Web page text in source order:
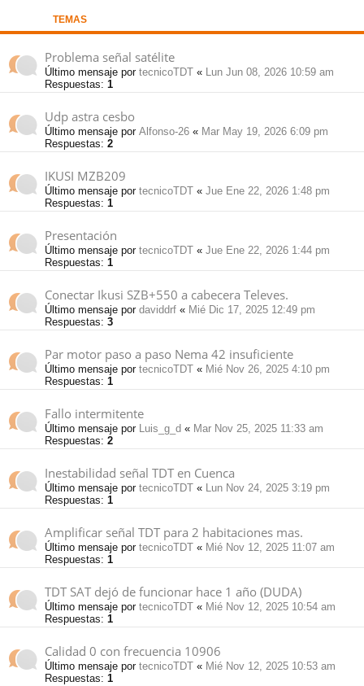
do s
TEMAS
Problema señal satélite
Último mensaje por tecnicoTDT « Lun Jun 08, 2026 10:59 am
Respuestas: 1
Udp astra cesbo
Último mensaje por Alfonso-26 « Mar May 19, 2026 6:09 pm
Respuestas: 2
IKUSI MZB209
Último mensaje por tecnicoTDT « Jue Ene 22, 2026 1:48 pm
Respuestas: 1
Presentación
Último mensaje por tecnicoTDT « Jue Ene 22, 2026 1:44 pm
Respuestas: 1
Conectar Ikusi SZB+550 a cabecera Televes.
Último mensaje por daviddrf « Mié Dic 17, 2025 12:49 pm
Respuestas: 3
Par motor paso a paso Nema 42 insuficiente
Último mensaje por tecnicoTDT « Mié Nov 26, 2025 4:10 pm
Respuestas: 1
Fallo intermitente
Último mensaje por Luis_g_d « Mar Nov 25, 2025 11:33 am
Respuestas: 2
Inestabilidad señal TDT en Cuenca
Último mensaje por tecnicoTDT « Lun Nov 24, 2025 3:19 pm
Respuestas: 1
Amplificar señal TDT para 2 habitaciones mas.
Último mensaje por tecnicoTDT « Mié Nov 12, 2025 11:07 am
Respuestas: 1
TDT SAT dejó de funcionar hace 1 año (DUDA)
Último mensaje por tecnicoTDT « Mié Nov 12, 2025 10:54 am
Respuestas: 1
Calidad 0 con frecuencia 10906
Último mensaje por tecnicoTDT « Mié Nov 12, 2025 10:53 am
Respuestas: 1